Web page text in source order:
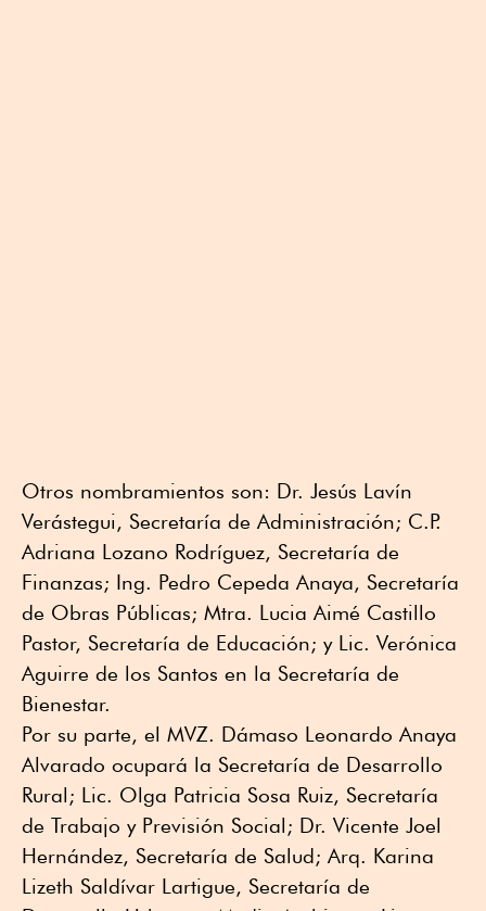
Otros nombramientos son: Dr. Jesús Lavín
Verástegui, Secretaría de Administración; C.P.
Adriana Lozano Rodríguez, Secretaría de
Finanzas; Ing. Pedro Cepeda Anaya, Secretaría
de Obras Públicas; Mtra. Lucia Aimé Castillo
Pastor, Secretaría de Educación; y Lic. Verónica
Aguirre de los Santos en la Secretaría de
Bienestar.
Por su parte, el MVZ. Dámaso Leonardo Anaya
Alvarado ocupará la Secretaría de Desarrollo
Rural; Lic. Olga Patricia Sosa Ruiz, Secretaría
de Trabajo y Previsión Social; Dr. Vicente Joel
Hernández, Secretaría de Salud; Arq. Karina
Lizeth Saldívar Lartigue, Secretaría de